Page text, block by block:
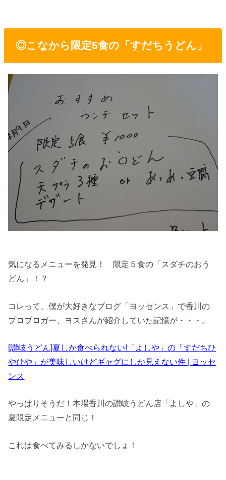
◎こなから限定5食の「すだちうどん」
気になるメニューを発見！ 限定５食の「スダチのおう
どん」！？
コレって、僕が大好きなブログ「ヨッセンス」で香川の
プロブロガー、ヨスさんが紹介していた記憶が・・・。
[讃岐うどん]夏しか食べられない!「よしや」の「すだちひ
やひや」が美味しいけどギャグにしか見えない件 | ヨッセ
ンス
やっぱりそうだ！本場香川の讃岐うどん店「よしや」の
夏限定メニューと同じ！
これは食べてみるしかないでしょ！